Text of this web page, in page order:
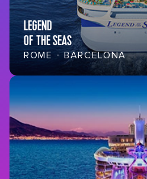
LEGEND
OF THE SEAS
ROME - BARCELONA